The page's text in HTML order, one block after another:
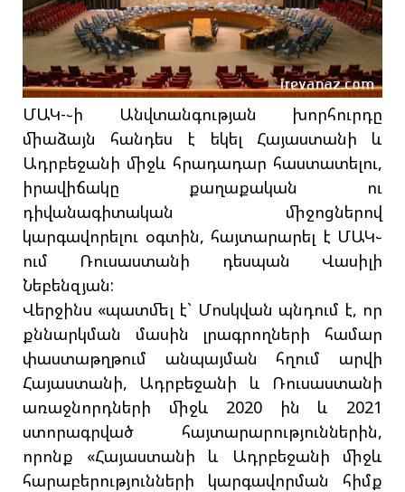
ՄԱԿ-֊ի Անվտանգության խորհուրդը
միաձայն հանդես է եկել Հայաստանի և
Ադրբեջանի միջև հրադադար հաստատելու,
իրավիճակը քաղաքական ու
դիվանագիտական միջոցներով
կարգավորելու օգտին, հայտարարել է ՄԱԿ֊
ում Ռուսաստանի դեսպան Վասիլի
Նեբենզյան:
Վերջինս «պատմել է` Մոսկվան պնդում է, որ
քննարկման մասին լրագրողների համար
փաստաթղթում անպայման հղում արվի
Հայաստանի, Ադրբեջանի և Ռուսաստանի
առաջնորդների միջև 2020 ին և 2021
ստորագրված հայտարարություններին,
որոնք «Հայաստանի և Ադրբեջանի միջև
հարաբերությունների կարգավորման հիմք